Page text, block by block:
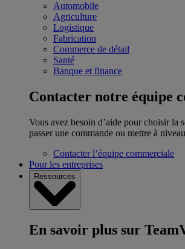
Automobile
Agriculture
Logistique
Fabrication
Commerce de détail
Santé
Banque et finance
Contacter notre équipe
Vous avez besoin d’aide pour choisir la
passer une commande ou mettre à
Contacter l’équipe commerciale
Pour les entreprises
Ressources
En savoir plus sur